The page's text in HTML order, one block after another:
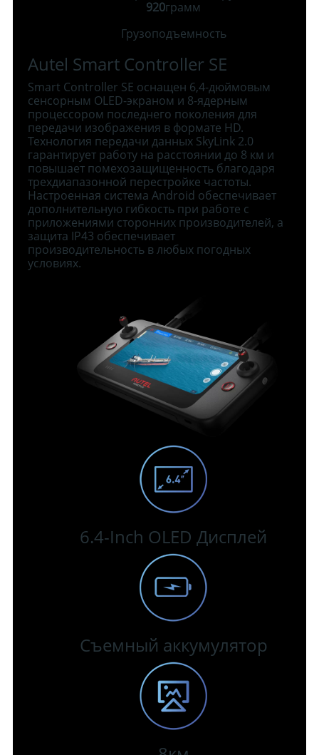
920грамм
Грузоподъемность
Autel Smart Controller SE
Smart Controller SE оснащен 6,4-дюймовым
сенсорным OLED-экраном и 8-ядерным
процессором последнего поколения для
передачи изображения в формате HD.
Технология передачи данных SkyLink 2.0
гарантирует работу на расстоянии до 8 км и
повышает помехозащищенность благодаря
трехдиапазонной перестройке частоты.
Настроенная система Android обеспечивает
дополнительную гибкость при работе с
приложениями сторонних производителей, а
защита IP43 обеспечивает
производительность в любых погодных
условиях.
6.4-Inch OLED Дисплей
Съемный аккумулятор